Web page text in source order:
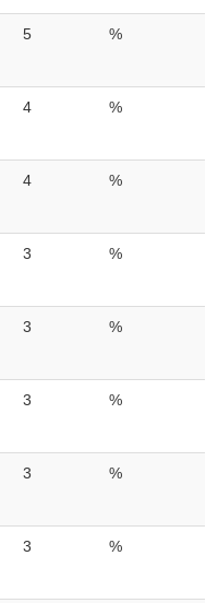
5 %
4 %
4 %
3 %
3 %
3 %
3 %
3 %